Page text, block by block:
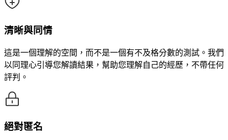
清晰與同情
這是一個理解的空間，而不是一個有不及格分數的測試。我們
以同理心引導您解讀結果，幫助您理解自己的經歷，不帶任何
評判。
絕對匿名